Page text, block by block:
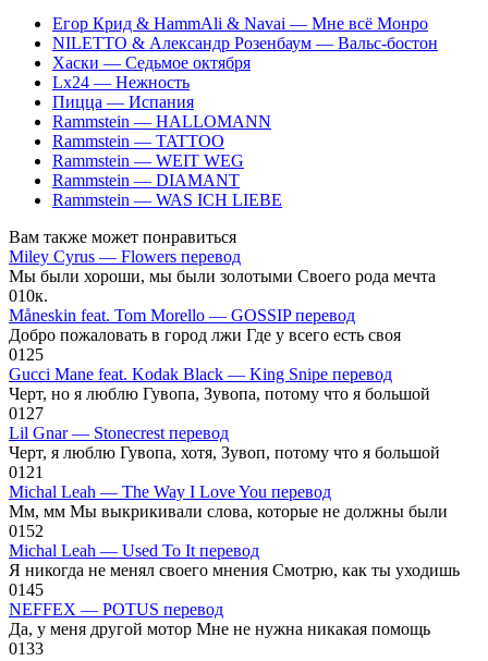
Егор Крид & HammAli & Navai — Мне всё Монро
NILETTO & Александр Розенбаум — Вальс-бостон
Хаски — Седьмое октября
Lx24 — Нежность
Пицца — Испания
Rammstein — HALLOMANN
Rammstein — TATTOO
Rammstein — WEIT WEG
Rammstein — DIAMANT
Rammstein — WAS ICH LIEBE
Вам также может понравиться
Miley Cyrus — Flowers перевод
Мы были хороши, мы были золотыми Своего рода мечта
010к.
Måneskin feat. Tom Morello — GOSSIP перевод
Добро пожаловать в город лжи Где у всего есть своя
0125
Gucci Mane feat. Kodak Black — King Snipe перевод
Черт, но я люблю Гувопа, Зувопа, потому что я большой
0127
Lil Gnar — Stonecrest перевод
Черт, я люблю Гувопа, хотя, Зувоп, потому что я большой
0121
Michal Leah — The Way I Love You перевод
Мм, мм Мы выкрикивали слова, которые не должны были
0152
Michal Leah — Used To It перевод
Я никогда не менял своего мнения Смотрю, как ты уходишь
0145
NEFFEX — POTUS перевод
Да, у меня другой мотор Мне не нужна никакая помощь
0133